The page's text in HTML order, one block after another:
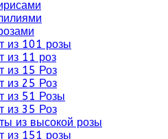
из 101 розы
из 11 роз
из 15 Роз
из 25 Роз
из 51 Розы
из 35 Роз
из высокой розы
из 151 розы